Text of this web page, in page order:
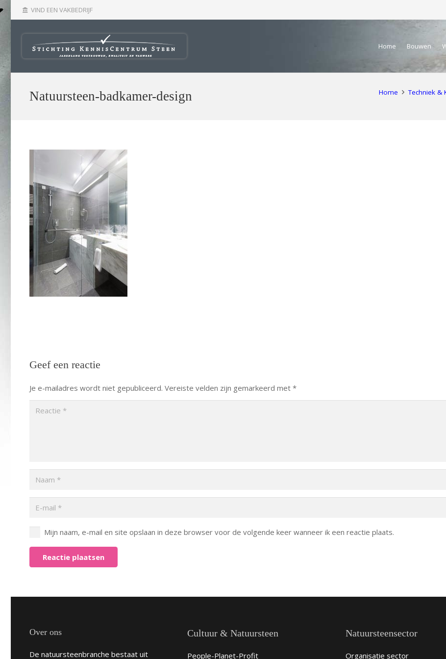
account_balance VIND EEN VAKBEDRIJF
Home Bouwen
Natuursteen-badkamer-design Home Techniek &
Geef een reactie
Je e-mailadres wordt niet gepubliceerd. Vereiste velden zijn gemarkeerd met *
Mijn naam, e-mail en site opslaan in deze browser voor de volgende keer wanneer ik een reactie plaats.
Reactie plaatsen
Over ons
De natuursteenbranche bestaat uit
Cultuur & Natuursteen
People-Planet-Profit
Natuursteensector
Organisatie sector